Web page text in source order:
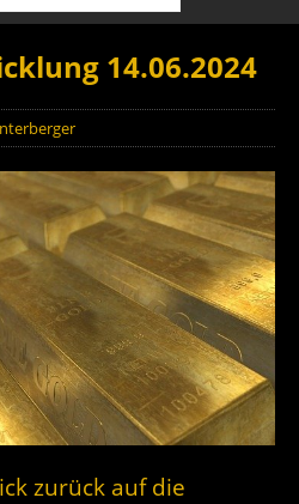
14.06.2024
zurück auf die